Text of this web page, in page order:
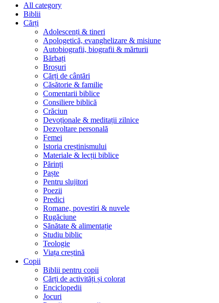
All category
Biblii
Cărți
Adolescenți & tineri
Apologetică, evanghelizare & misiune
Autobiografii, biografii & mărturii
Bărbați
Broșuri
Cărți de cântări
Căsătorie & familie
Comentarii biblice
Consiliere biblică
Crăciun
Devoționale & meditații zilnice
Dezvoltare personală
Femei
Istoria creștinismului
Materiale & lecții biblice
Părinți
Paște
Pentru slujitori
Poezii
Predici
Romane, povestiri & nuvele
Rugăciune
Sănătate & alimentație
Studiu biblic
Teologie
Viața creștină
Copii
Biblii pentru copii
Cărți de activități și colorat
Enciclopedii
Jocuri